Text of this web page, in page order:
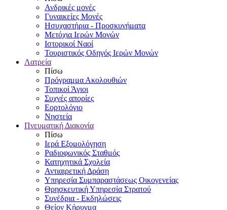
Ανδρικές μονές
Γυναικείες Μονές
Ησυχαστήρια - Προσκυνήματα
Μετόχια Ιερών Μονών
Ιστορικοί Ναοί
Τουριστικός Οδηγός Ιερών Μονών
Λατρεία
Πίσω
Πρόγραμμα Ακολουθιών
Τοπικοί Άγιοι
Συχνές απορίες
Εορτολόγιο
Νηστεία
Πνευματική Διακονία
Πίσω
Ιερά Εξομολόγηση
Ραδιοφωνικός Σταθμός
Κατηχητικά Σχολεία
Αντιαιρετική Δράση
Υπηρεσία Συμπαραστάσεως Οικογενείας
Θρησκευτική Υπηρεσία Στρατού
Συνέδρια - Εκδηλώσεις
Θείον Κήρυγμα